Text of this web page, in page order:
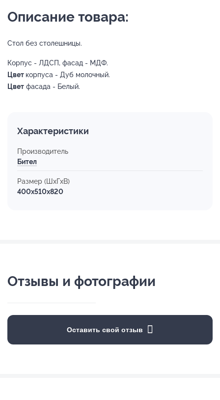
Описание товара:
Стол без столешницы.
Корпус - ЛДСП, фасад - МДФ.
Цвет корпуса - Дуб молочный.
Цвет фасада - Белый.
Характеристики
Производитель
Бител
Размер (ШхГхВ)
400x510x820
Отзывы и фотографии
Оставить свой отзыв